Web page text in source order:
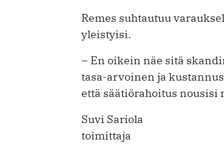
Remes suhtautuu
yleistyisi.
– En oikein näe sitä
tasa-arvoinen ja
että säätiörahoitus
Suvi Sariola
toimittaja